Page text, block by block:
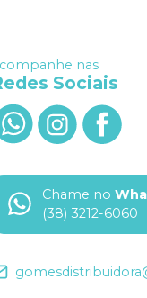
nas
Sociais
Chame no
(38) 3212-6060